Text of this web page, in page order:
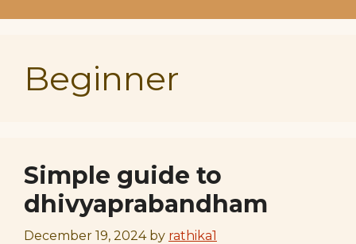
Beginner
Simple guide to
dhivyaprabandham
December 19, 2024 by rathika1